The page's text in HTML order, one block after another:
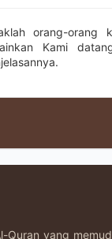
orang-orang
Kami
yang